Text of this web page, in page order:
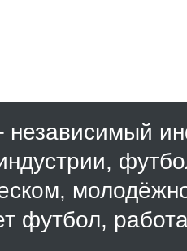
независимый
футбол,